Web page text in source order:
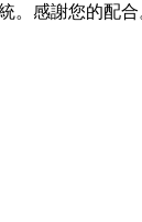
。感謝您的配合